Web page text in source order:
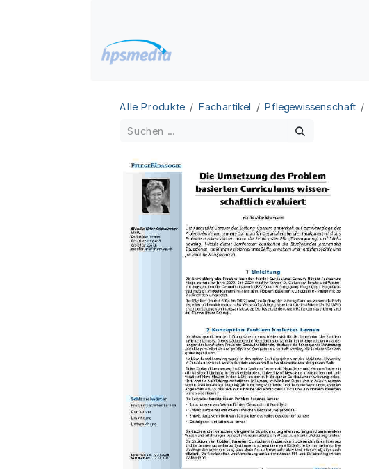
Alle Produkte Fachartikel Pflegewissenschaft